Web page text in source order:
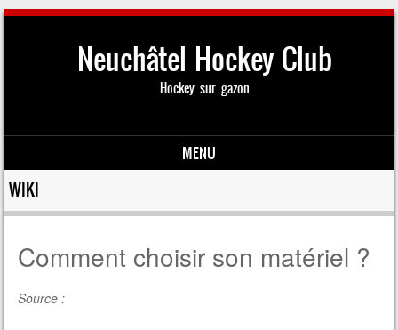
Neuchâtel Hockey Club
Hockey sur gazon
MENU
Skip to content
WIKI
Comment choisir son matériel ?
Source :